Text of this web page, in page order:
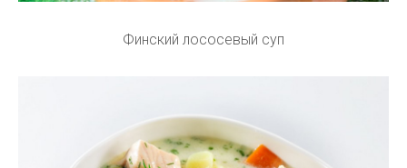
Финский лососевый суп